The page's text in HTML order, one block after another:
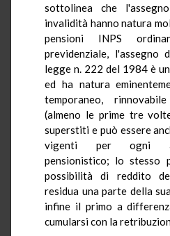
sottolinea che
invalidità hanno natura
pensioni INPS
previdenziale,
legge n. 222 del 1984 è
ed ha natura
temporaneo,
(almeno le prime tre
superstiti e può essere
vigenti per ogni
pensionistico; lo stesso
possibilità di reddito
residua una parte della
infine il primo a
cumularsi con la